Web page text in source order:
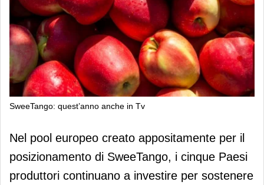
SweeTango: quest’anno anche in Tv
SweeTango: quest’anno anche in Tv
Nel pool europeo creato appositamente per il
posizionamento di SweeTango, i cinque Paesi
produttori continuano a investire per sostenere